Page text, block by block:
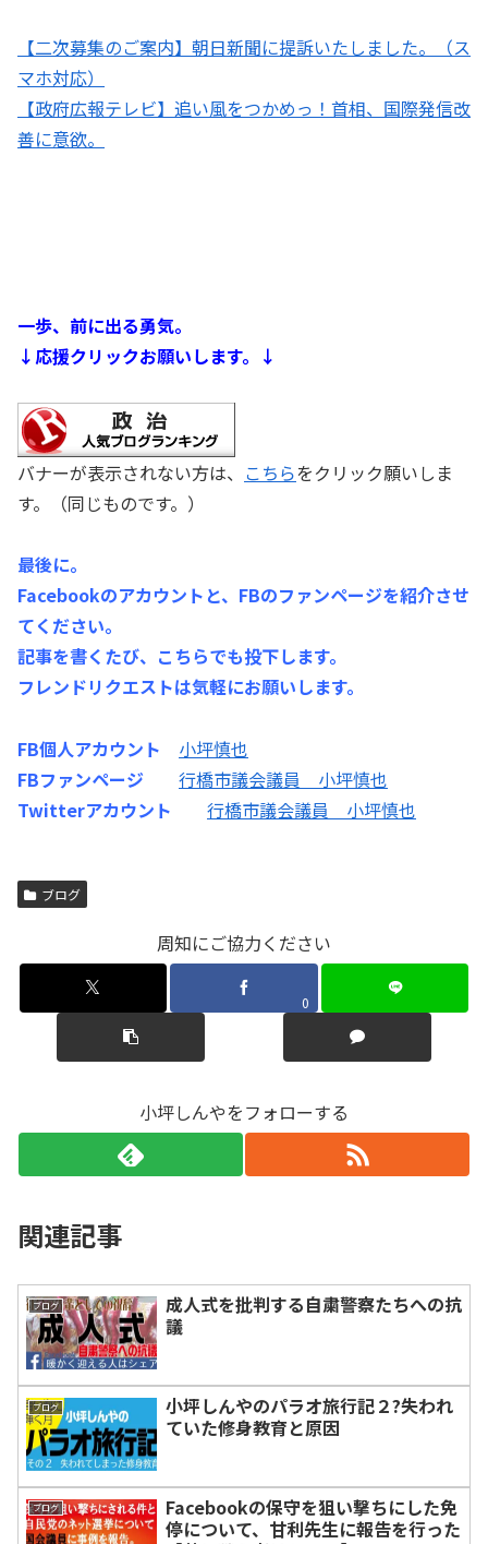
【二次募集のご案内】朝日新聞に提訴いたしました。（ス
マホ対応）
【政府広報テレビ】追い風をつかめっ！首相、国際発信改
善に意欲。
一歩、前に出る勇気。
↓応援クリックお願いします。↓
バナーが表示されない方は、 こちらをクリック願いしま
す。（同じものです。）
最後に。
Facebookのアカウントと、FBのファンページを紹介させ
てください。
記事を書くたび、こちらでも投下します。
フレンドリクエストは気軽にお願いします。
FB個人アカウント
小坪慎也
FBファンページ
行橋市議会議員 小坪慎也
Twitterアカウント
行橋市議会議員 小坪慎也
ブログ
周知にご協力ください
0
小坪しんやをフォローする
関連記事
ブログ
成人式を批判する自粛警察たちへの抗
議
ブログ
小坪しんやのパラオ旅行記２?失われ
ていた修身教育と原因
ブログ
Facebookの保守を狙い撃ちにした免
停について、甘利先生に報告を行った